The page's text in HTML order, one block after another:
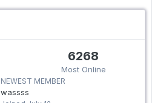
6268
Most Online
NEWEST MEMBER
wassss